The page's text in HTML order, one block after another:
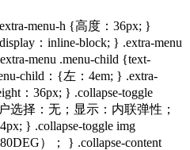
menu-h {高度：36px; }
：inline-block; } .extra-menu
menu .menu-child {text-
child：{左：4em; } .extra-
：36px; } .collapse-toggle
选择：无；显示：内联弹性；
} .collapse-toggle img
）； } .collapse-content